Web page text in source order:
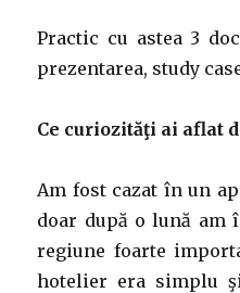
Practic cu astea 3
prezentarea, study
Ce curiozităţi ai aflat
Am fost cazat în un
doar după o lună am
regiune foarte
hotelier era simplu